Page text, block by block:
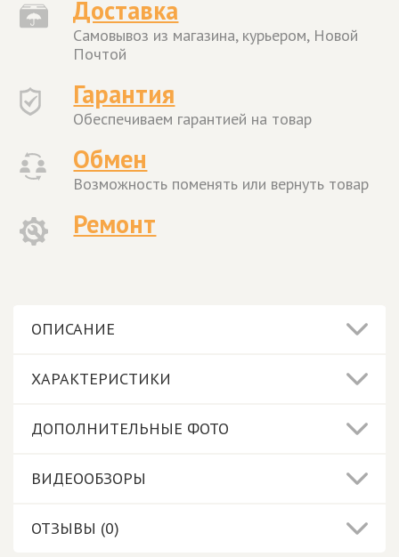
Доставка
Самовывоз из магазина, курьером, Новой
Почтой
Гарантия
Обеспечиваем гарантией на товар
Обмен
Возможность поменять или вернуть товар
Ремонт
ОПИСАНИЕ
ХАРАКТЕРИСТИКИ
ДОПОЛНИТЕЛЬНЫЕ ФОТО
ВИДЕООБЗОРЫ
ОТЗЫВЫ (0)